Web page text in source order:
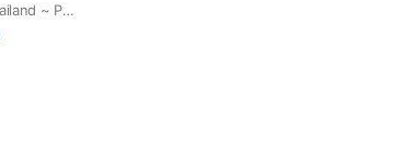
Alternative/Indie Rock from Thailand ~ Prat Parnploy(Tube): Vocal / Narut Chuthasan(Dan): Guitar / Vorapat Karakate(P): Guitar / Jethsada Thavisri(Jade): Bass / Sahatham Mekdaeng(Sub): Drums